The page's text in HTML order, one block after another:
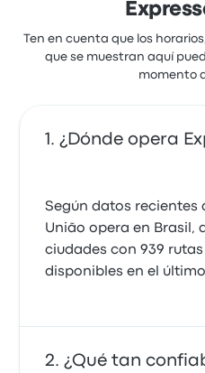
Ten en cuenta que los
que se muestran aquí
momento
¿Dónde opera
Según datos recientes
União opera en Brasil,
ciudades con 939
disponibles en el
¿Qué tan